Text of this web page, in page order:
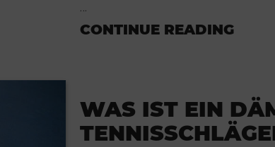
…
CONTINUE READING
WAS IST EIN